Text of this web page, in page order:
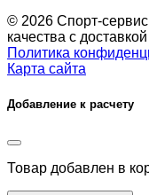
© 2026 Спорт-
качества с
Политика
Карта сайта
Добавление к расчету
Товар добавлен в